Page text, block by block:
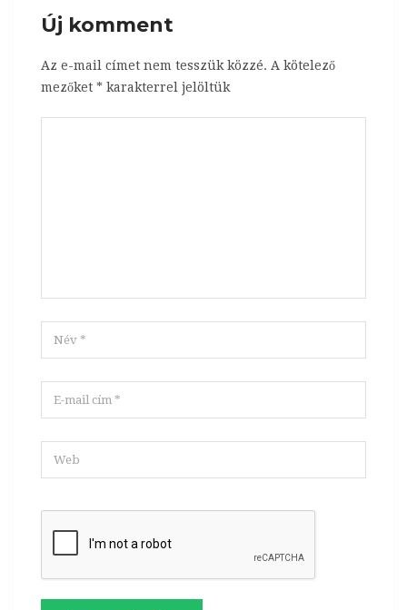
Új komment
Az e-mail címet nem tesszük közzé. A kötelező
mezőket * karakterrel jelöltük